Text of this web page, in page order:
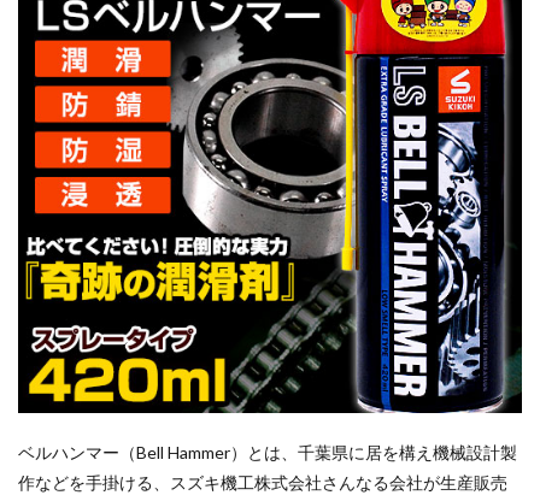
ベルハンマー（Bell Hammer）とは、千葉県に居を構え機械設計製
作などを手掛ける、スズキ機工株式会社さんなる会社が生産販売